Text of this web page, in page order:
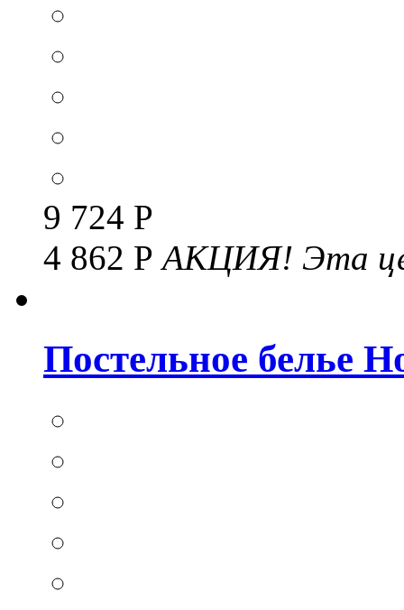
9 724 Р
4 862 РАКЦИЯ! Эта
Постельное белье